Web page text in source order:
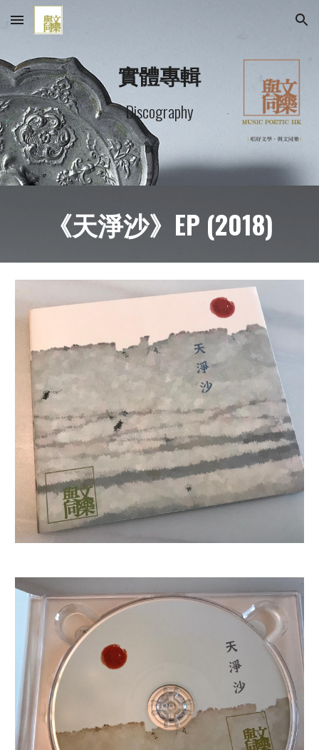
Skip to main content Skip to navigation
實體專輯
Discography
《天淨沙》EP (2018)